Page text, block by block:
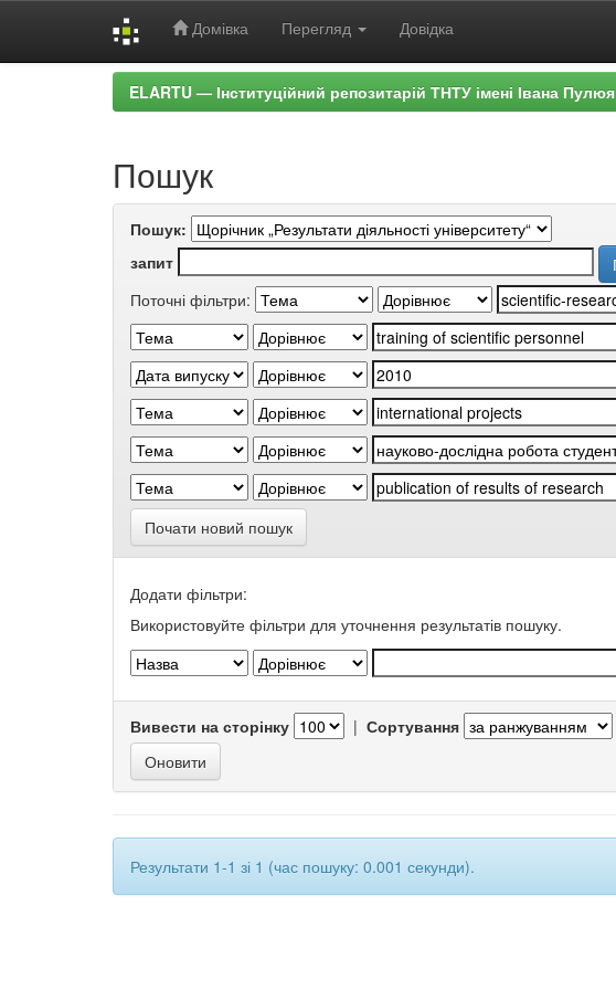
Домівка Перегляд Довідка
ELARTU — Інституційний репозитарій ТНТУ імені Івана Пулюя
Пошук
Пошук:
запит
Поточні фільтри:
Почати новий пошук
Додати фільтри:
Використовуйте фільтри для уточнення результатів пошуку.
Вивести на сторінку | Сортування
Результати 1-1 зі 1 (час пошуку: 0.001 секунди).